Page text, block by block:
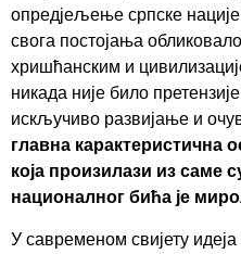
опредјељење српске нације
свога постојања
хришћанским и
никада није било
искључиво развијање и
главна карактеристична
која произилази из саме
националног бића је
У савременом свијету идеја